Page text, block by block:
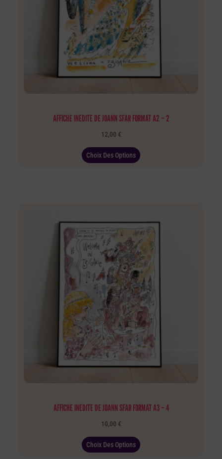
AFFICHE INEDITE DE JOANN SFAR FORMAT A2 – 2
12,00 €
Choix Des Options
AFFICHE INEDITE DE JOANN SFAR FORMAT A3 – 4
10,00 €
Choix Des Options